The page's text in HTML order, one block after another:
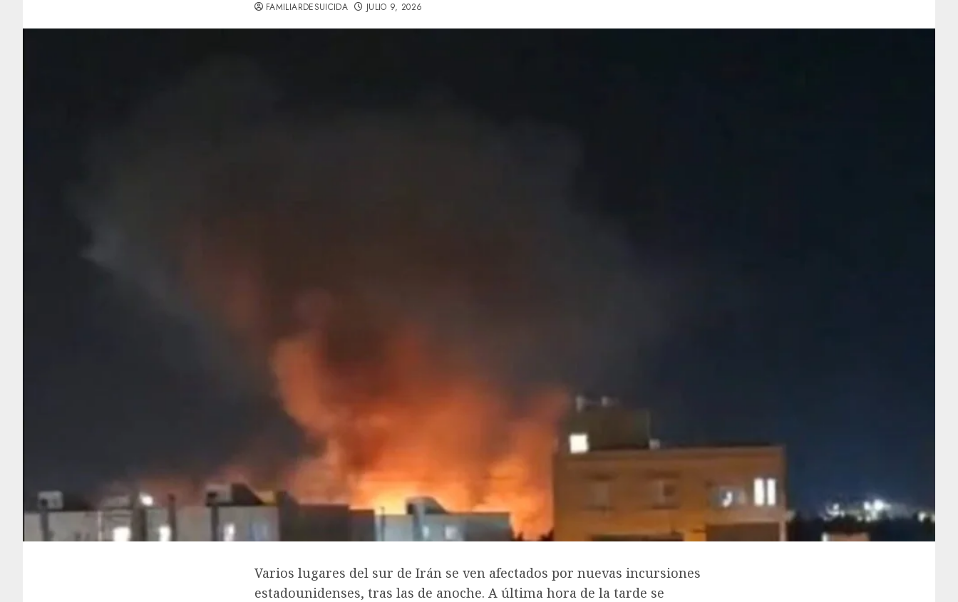
FAMILIARDESUICIDA JULIO 9, 2026
Varios lugares del sur de Irán se ven afectados por nuevas incursiones
estadounidenses, tras las de anoche. A última hora de la tarde se